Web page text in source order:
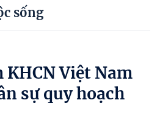
sống
Việt Nam
sự quy hoạch